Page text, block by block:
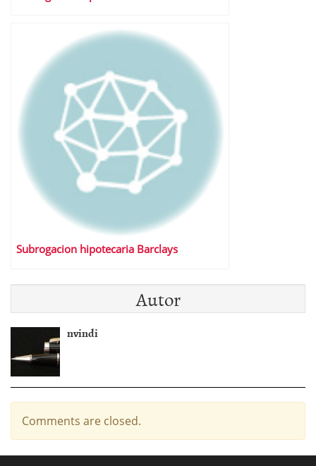
Subrogacion hipotecaria Barclays
Autor
nvindi
Comments are closed.